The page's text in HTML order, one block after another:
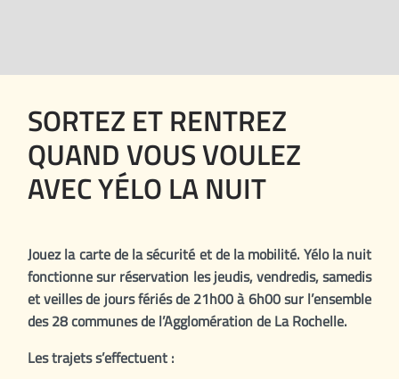
SORTEZ ET RENTREZ
QUAND VOUS VOULEZ
AVEC YÉLO LA NUIT
Jouez la carte de la sécurité et de la mobilité. Yélo la nuit
fonctionne sur réservation les jeudis, vendredis, samedis
et veilles de jours fériés de 21h00 à 6h00 sur l’ensemble
des 28 communes de l’Agglomération de La Rochelle.
Les trajets s’effectuent :